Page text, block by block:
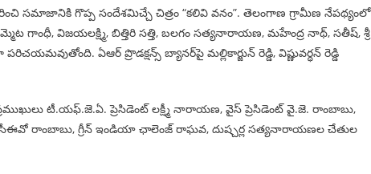
సమాజానికి గొప్ప సందేశమిచ్చే చిత్రం “కలివి వనం”. తెలంగాణ గ్రామీణ నేపథ్యంలో
గాంధీ, విజయలక్ష్మి, బిత్తిరి సత్తి, బలగం సత్యనారాయణ, మహేంద్ర నాథ్, సతీష్, శ్రీ
ఏఆర్ ప్రొడక్షన్స్ బ్యానర్‌పై మల్లికార్జున్ రెడ్డి, విష్ణువర్ధన్ రెడ్డి
టీ.యఫ్.జె.ఏ. ప్రెసిడెంట్ లక్ష్మీ నారాయణ, వైస్ ప్రెసిడెంట్ వై.జె. రాంబాబు,
సీఈవో రాంబాబు, గ్రీన్ ఇండియా ఛాలెంజ్ రాఘవ, దుష్చర్ల సత్యనారాయణల చేతుల